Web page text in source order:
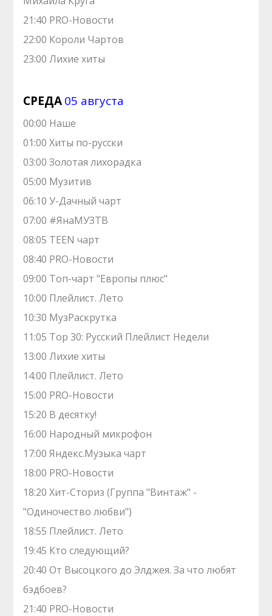
21:40 PRO-Новости
22:00 Короли Чартов
23:00 Лихие хиты
СРЕДА05 августа
00:00 Наше
01:00 Хиты по-русски
03:00 Золотая лихорадка
05:00 Музитив
06:10 У-Дачный чарт
07:00 #ЯнаМУЗТВ
08:05 TEEN чарт
08:40 PRO-Новости
09:00 Топ-чарт "Европы плюс"
10:00 Плейлист. Лето
10:30 МузРаскрутка
11:05 Top 30: Русский Плейлист Недели
13:00 Лихие хиты
14:00 Плейлист. Лето
15:00 PRO-Новости
15:20 В десятку!
16:00 Народный микрофон
17:00 Яндекс.Музыка чарт
18:00 PRO-Новости
18:20 Хит-Сториз (Группа "Винтаж" -
"Одиночество любви")
18:55 Плейлист. Лето
19:45 Кто следующий?
20:40 От Высоцкого до Элджея. За что любят
бэдбоев?
21:40 PRO-Новости